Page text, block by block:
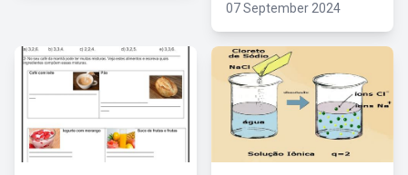
07 September 2024